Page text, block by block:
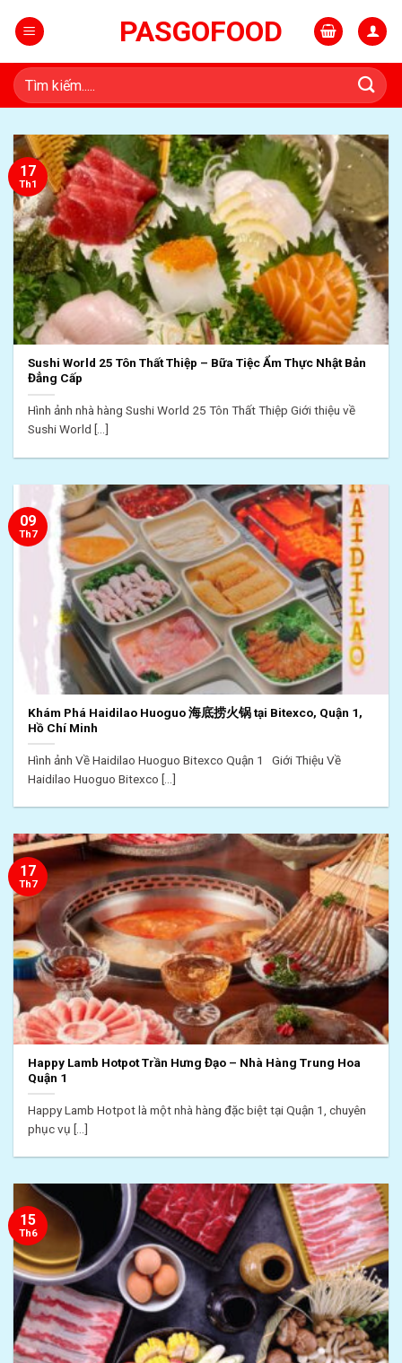
PASGOFOOD
Tìm
kiếm:
Sushi World 25 Tôn Thất Thiệp – Bữa Tiệc Ẩm Thực Nhật Bản
Đẳng Cấp
Hình ảnh nhà hàng Sushi World 25 Tôn Thất Thiệp Giới thiệu về
Sushi World [...]
17
Th1
Khám Phá Haidilao Huoguo 海底捞火锅 tại Bitexco, Quận 1,
Hồ Chí Minh
Hình ảnh Về Haidilao Huoguo Bitexco Quận 1 Giới Thiệu Về
Haidilao Huoguo Bitexco [...]
09
Th7
Happy Lamb Hotpot Trần Hưng Đạo – Nhà Hàng Trung Hoa
Quận 1
Happy Lamb Hotpot là một nhà hàng đặc biệt tại Quận 1, chuyên
phục vụ [...]
17
Th7
15
Th6